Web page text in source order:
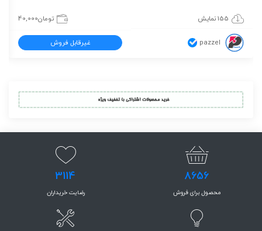
155 نمایش تومان40,000
pazzel غیرقابل فروش
8656
محصول برای فروش
3114
رضایت خریداران